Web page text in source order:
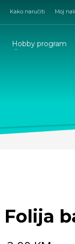
Kako naručiti Moj
Hobby program
Folija